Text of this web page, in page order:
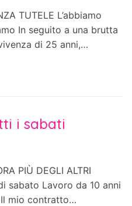
TUTELE L’abbiamo
In seguito a una brutta
di 25 anni,…
i sabati
PIÙ DEGLI ALTRI
sabato Lavoro da 10 anni
Il mio contratto…